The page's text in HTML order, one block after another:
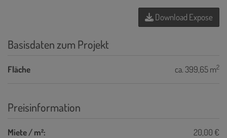
Download Expose
Basisdaten zum Projekt
Fläche ca. 399,65 m2
Preisinformation
Miete / m²:
20,00 €